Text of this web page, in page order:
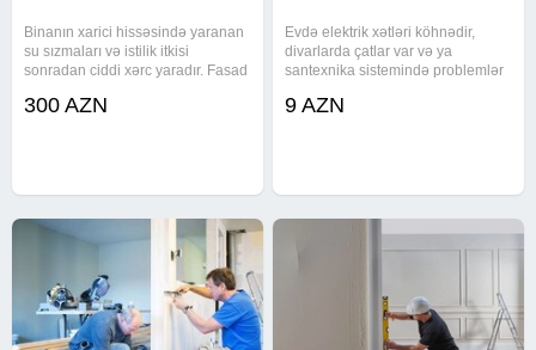
Binanın xarici hissəsində yaranan
su sızmaları və istilik itkisi
sonradan ciddi xərc yaradır. Fasad
hidroizolyasiya sistemləri düzgün
300 AZN
Evdə elektrik xətləri köhnədir,
divarlarda çatlar var və ya
santexnika sistemində problemlər
ilə həll edə bilərsiniz. Qaba işlər,
9 AZN